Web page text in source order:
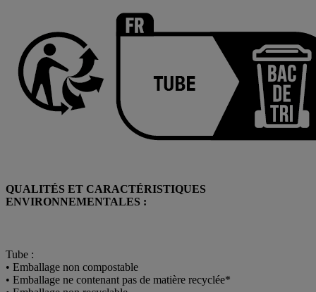
QUALITÉS ET CARACTÉRISTIQUES
ENVIRONNEMENTALES :
Tube :
• Emballage non compostable
• Emballage ne contenant pas de matière recyclée*